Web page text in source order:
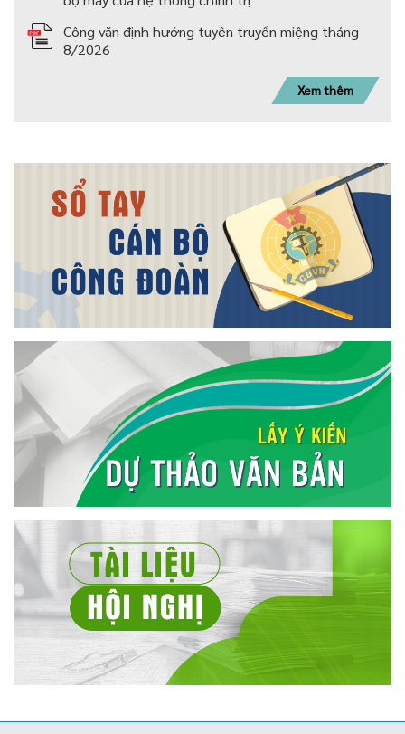
Công văn định hướng tuyên truyền miệng tháng
8/2026
Xem thêm